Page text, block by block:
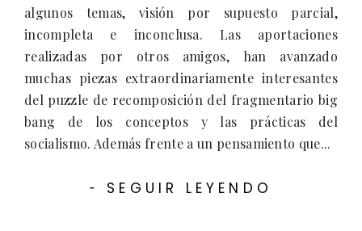
algunos temas, visión por supuesto parcial,
incompleta e inconclusa. Las aportaciones
realizadas por otros amigos, han avanzado
muchas piezas extraordinariamente interesantes
del puzzle de recomposición del fragmentario big
bang de los conceptos y las prácticas del
socialismo. Además frente a un pensamiento que...
- SEGUIR LEYENDO